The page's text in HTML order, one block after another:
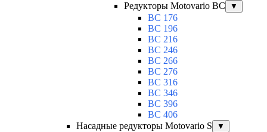
Редукторы Motovario BC
▼
BC 176
BC 196
BC 216
BC 246
BC 266
BC 276
BC 316
BC 346
BC 396
BC 406
Насадные редукторы Motovario S
▼